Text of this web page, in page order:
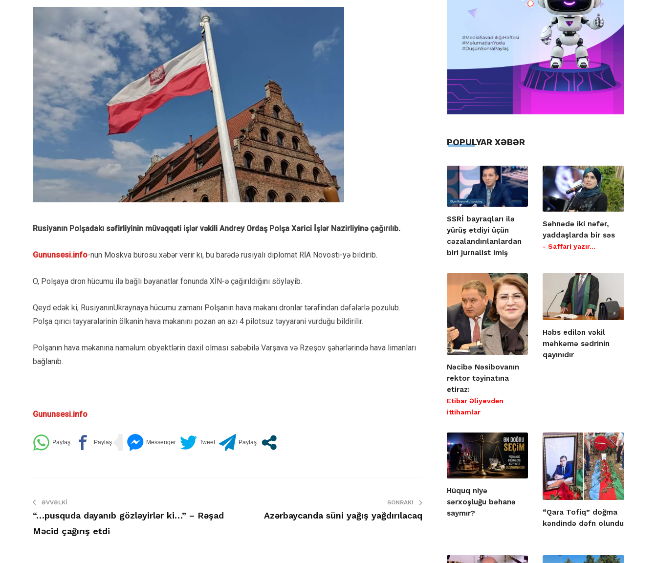
Rusiyanın Polşadakı səfirliyinin müvəqqəti işlər vəkili Andrey Ordaş Polşa Xarici İşlər Nazirliyinə çağırılıb.
Gununsesi.info-nun Moskva bürosu xəbər verir ki, bu barədə rusiyalı diplomat RİA Novosti-yə bildirib.
O, Polşaya dron hücumu ilə bağlı bəyanatlar fonunda XİN-ə çağırıldığını söyləyib.
Qeyd edək ki, RusiyanınUkraynaya hücumu zamanı Polşanın hava məkanı dronlar tərəfindən dəfələrlə pozulub.
Polşa qırıcı təyyarələrinin ölkənin hava məkanını pozan ən azı 4 pilotsuz təyyarəni vurduğu bildirilir.
Polşanın hava məkanına naməlum obyektlərin daxil olması səbəbilə Varşava və Rzeşov şəhərlərində hava limanları
bağlanıb.
Gununsesi.info
ƏVVƏLKI
“…pusquda dayanıb gözləyirlər ki…” – Rəşad
Məcid çağırış etdi
SONRAKI
Azərbaycanda süni yağış yağdırılacaq
POPULYAR XƏBƏR
SSRİ bayraqları ilə
yürüş etdiyi üçün
cəzalandırılanlardan
biri jurnalist imiş
Səhnədə iki nəfər,
yaddaşlarda bir səs
- Saffari yazır…
Nəcibə Nəsibovanın
rektor təyinatına
etiraz:
Etibar Əliyevdən
ittihamlar
Həbs edilən vəkil
məhkəmə sədrinin
qayınıdır
Hüquq niyə
sərxoşluğu bəhanə
saymır?
“Qara Tofiq” doğma
kəndində dəfn olundu